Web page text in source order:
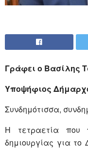
Γράφει ο Βασίλης
Υποψήφιος
Συνδημότισσα,
Η τετραετία που
δημιουργίας για